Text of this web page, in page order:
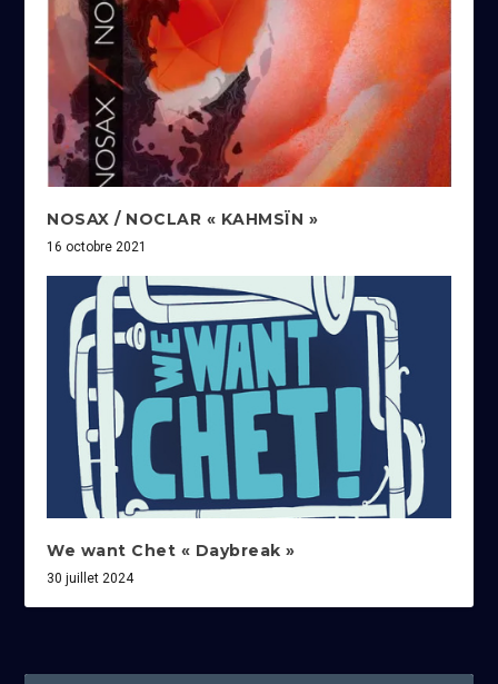
NOSAX / NOCLAR « KAHMSÏN »
16 octobre 2021
We want Chet « Daybreak »
30 juillet 2024